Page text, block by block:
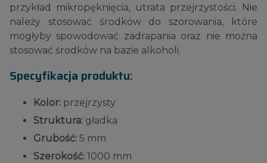
przykład mikropęknięcia, utrata przejrzystości. Nie
należy stosować środków do szorowania, które
mogłyby spowodować zadrapania oraz nie można
stosować środków na bazie alkoholi.
Specyfikacja produktu:
Kolor: przejrzysty
Struktura: gładka
Grubość: 5 mm
Szerokość: 1000 mm